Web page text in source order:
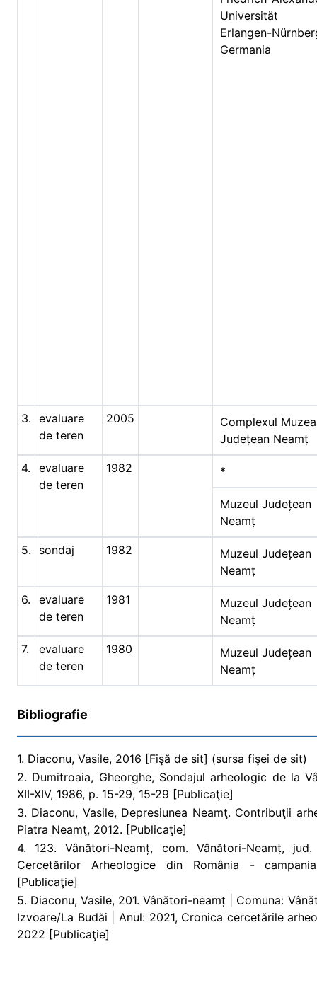
Universität
Erlangen-
Germania
3. evaluare
de teren
2005
Complexul
Județean Neamț
4.
evaluare
de teren
1982 *
Muzeul Județean
Neamț
5. sondaj 1982
Muzeul Județean
Neamț
6.
evaluare
de teren
1981
Muzeul Județean
Neamț
7.
evaluare
de teren
1980
Muzeul Județean
Neamț
Bibliografie
1. Diaconu, Vasile, 2016 [Fişă de sit] (sursa fişei de sit)
2. Dumitroaia, Gheorghe, Sondajul arheologic de la
XII-XIV, 1986, p. 15-29, 15-29 [Publicaţie]
3. Diaconu, Vasile, Depresiunea Neamţ. Contribuţii
Piatra Neamţ, 2012. [Publicaţie]
4. 123. Vânători-Neamț, com. Vânători-Neamț,
Cercetărilor Arheologice din România -
[Publicaţie]
5. Diaconu, Vasile, 201. Vânători-neamț | Comuna:
Izvoare/La Budăi | Anul: 2021, Cronica cercetările
2022 [Publicaţie]